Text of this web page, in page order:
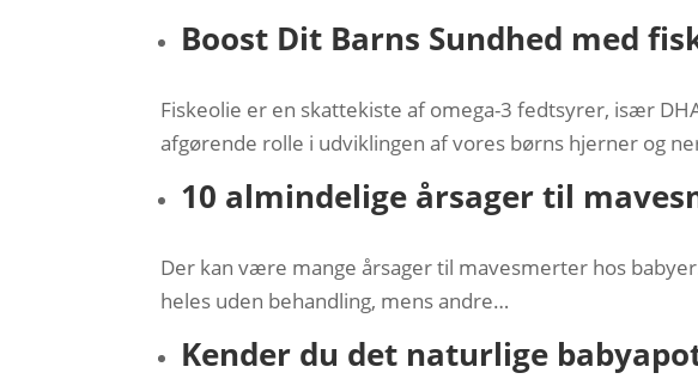
Boost Dit Barns Sundhed med
Fiskeolie er en skattekiste af omega-3 fedtsyrer, især
afgørende rolle i udviklingen af vores børns hjerner og
10 almindelige årsager til
Der kan være mange årsager til mavesmerter hos
heles uden behandling, mens andre…
Kender du det naturlige